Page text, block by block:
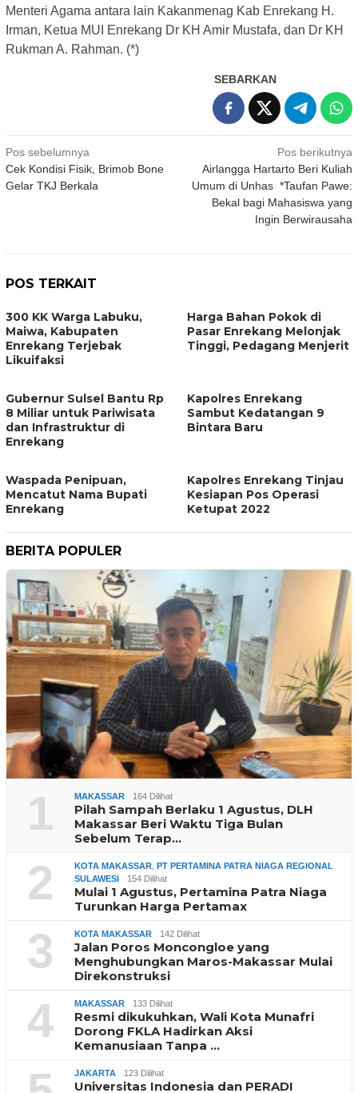
Menteri Agama antara lain Kakanmenag Kab Enrekang H.
Irman, Ketua MUI Enrekang Dr KH Amir Mustafa, dan Dr KH
Rukman A. Rahman. (*)
SEBARKAN
Navigasi
pos
Pos sebelumnya
Cek Kondisi Fisik, Brimob Bone
Gelar TKJ Berkala
Pos berikutnya
Airlangga Hartarto Beri Kuliah
Umum di Unhas *Taufan Pawe:
Bekal bagi Mahasiswa yang
Ingin Berwirausaha
POS TERKAIT
300 KK Warga Labuku,
Maiwa, Kabupaten
Enrekang Terjebak
Likuifaksi
Harga Bahan Pokok di
Pasar Enrekang Melonjak
Tinggi, Pedagang Menjerit
Gubernur Sulsel Bantu Rp
8 Miliar untuk Pariwisata
dan Infrastruktur di
Enrekang
Kapolres Enrekang
Sambut Kedatangan 9
Bintara Baru
Waspada Penipuan,
Mencatut Nama Bupati
Enrekang
Kapolres Enrekang Tinjau
Kesiapan Pos Operasi
Ketupat 2022
BERITA POPULER
1 MAKASSAR 164 Dilihat
Pilah Sampah Berlaku 1 Agustus, DLH
Makassar Beri Waktu Tiga Bulan
Sebelum Terap…
2 KOTA MAKASSAR PT PERTAMINA PATRA NIAGA REGIONAL
SULAWESI
154 Dilihat
Mulai 1 Agustus, Pertamina Patra Niaga
Turunkan Harga Pertamax
3 KOTA MAKASSAR 142 Dilihat
Jalan Poros Moncongloe yang
Menghubungkan Maros-Makassar Mulai
Direkonstruksi
4 MAKASSAR 133 Dilihat
Resmi dikukuhkan, Wali Kota Munafri
Dorong FKLA Hadirkan Aksi
Kemanusiaan Tanpa …
JAKARTA 123 Dilihat
Universitas Indonesia dan PERADI